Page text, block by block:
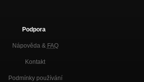
Podpora
Nápověda & FAQ
Kontakt
Podmínky používání